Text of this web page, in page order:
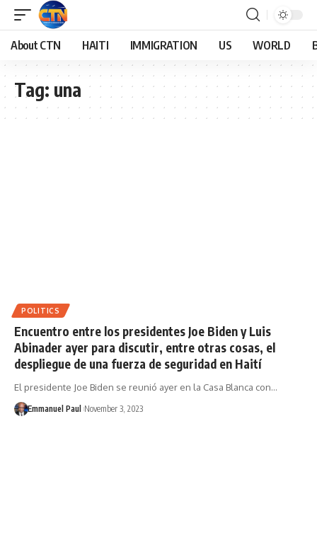
About CTN HAITI IMMIGRATION US WORLD
Tag: una
POLITICS
Encuentro entre los presidentes Joe Biden y Luis
Abinader ayer para discutir, entre otras cosas, el
despliegue de una fuerza de seguridad en Haití
El presidente Joe Biden se reunió ayer en la Casa Blanca con…
Emmanuel Paul November 3, 2023